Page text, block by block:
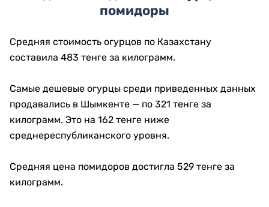
помидоры
Средняя стоимость огурцов по Казахстану
составила 483 тенге за килограмм.
Самые дешевые огурцы среди приведенных данных
продавались в Шымкенте — по 321 тенге за
килограмм. Это на 162 тенге ниже
среднереспубликанского уровня.
Средняя цена помидоров достигла 529 тенге за
килограмм.